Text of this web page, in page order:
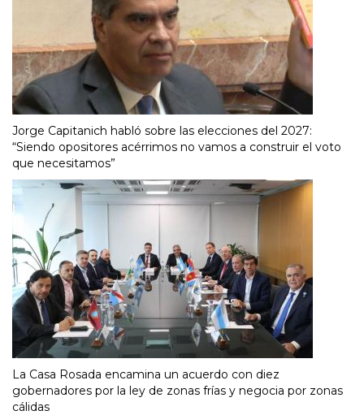
Jorge Capitanich habló sobre las elecciones del 2027:
“Siendo opositores acérrimos no vamos a construir el voto
que necesitamos”
La Casa Rosada encamina un acuerdo con diez
gobernadores por la ley de zonas frías y negocia por zonas
cálidas